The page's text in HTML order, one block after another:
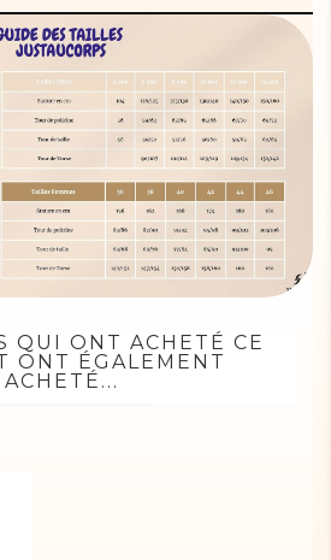
QUI ONT ACHETÉ CE
ONT ÉGALEMENT
ACHETÉ...